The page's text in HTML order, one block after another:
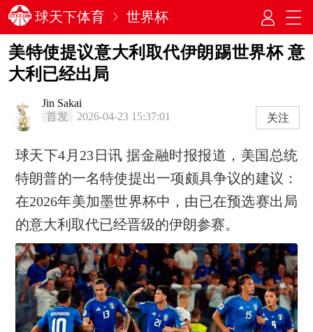
球天下体育 世界杯
美特使提议意大利取代伊朗踢世界杯 意
大利已经出局
Jin Sakai
首发
2026-04-23 15:37:01 关注
球天下4月23日讯 据金融时报报道，美国总统
特朗普的一名特使提出一项颇具争议的建议：
在2026年美加墨世界杯中，由已在预选赛出局
的意大利取代已经晋级的伊朗参赛。